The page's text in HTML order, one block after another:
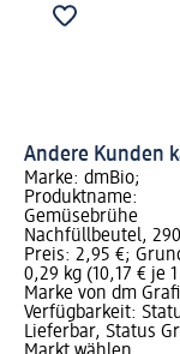
Andere Kunden
Marke: dmBio;
Produktname:
Gemüsebrühe
Nachfüllbeutel,
Preis: 2,95 €;
0,29 kg (10,17 € je
Marke von dm
Verfügbarkeit:
Lieferbar, Status